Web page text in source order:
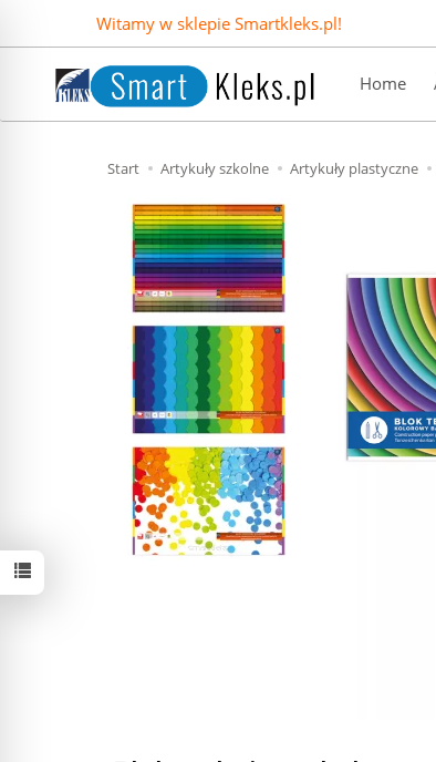
Witamy w sklepie Smartkleks.pl!
Home
Start Artykuły szkolne Artykuły plastyczne